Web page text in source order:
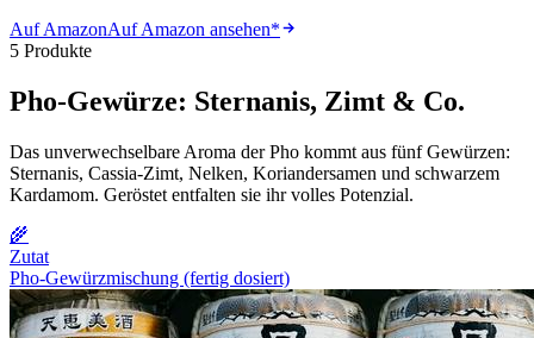
Auf AmazonAuf Amazon ansehen*
5 Produkte
Pho-Gewürze: Sternanis, Zimt & Co.
Das unverwechselbare Aroma der Pho kommt aus fünf Gewürzen:
Sternanis, Cassia-Zimt, Nelken, Koriandersamen und schwarzem
Kardamom. Geröstet entfalten sie ihr volles Potenzial.
🌾
Zutat
Pho-Gewürzmischung (fertig dosiert)